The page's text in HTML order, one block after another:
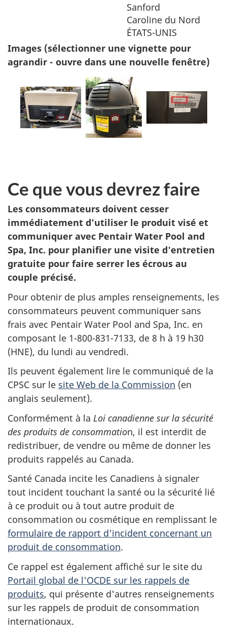
Sanford
Caroline du Nord
ÉTATS-UNIS
Images (sélectionner une vignette pour
agrandir - ouvre dans une nouvelle fenêtre)
Ce que vous devrez faire
Les consommateurs doivent cesser
immédiatement d'utiliser le produit visé et
communiquer avec Pentair Water Pool and
Spa, Inc. pour planifier une visite d'entretien
gratuite pour faire serrer les écrous au
couple précisé.
Pour obtenir de plus amples renseignements, les
consommateurs peuvent communiquer sans
frais avec Pentair Water Pool and Spa, Inc. en
composant le 1-800-831-7133, de 8 h à 19 h30
(HNE), du lundi au vendredi.
Ils peuvent également lire le communiqué de la
CPSC sur le site Web de la Commission (en
anglais seulement).
Conformément à la Loi canadienne sur la sécurité
des produits de consommation, il est interdit de
redistribuer, de vendre ou même de donner les
produits rappelés au Canada.
Santé Canada incite les Canadiens à signaler
tout incident touchant la santé ou la sécurité lié
à ce produit ou à tout autre produit de
consommation ou cosmétique en remplissant le
formulaire de rapport d'incident concernant un
produit de consommation.
Ce rappel est également affiché sur le site du
Portail global de l'OCDE sur les rappels de
produits, qui présente d'autres renseignements
sur les rappels de produit de consommation
internationaux.